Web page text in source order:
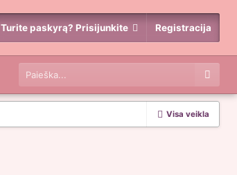
Turite paskyrą? Prisijunkite Registracija
Visa veikla